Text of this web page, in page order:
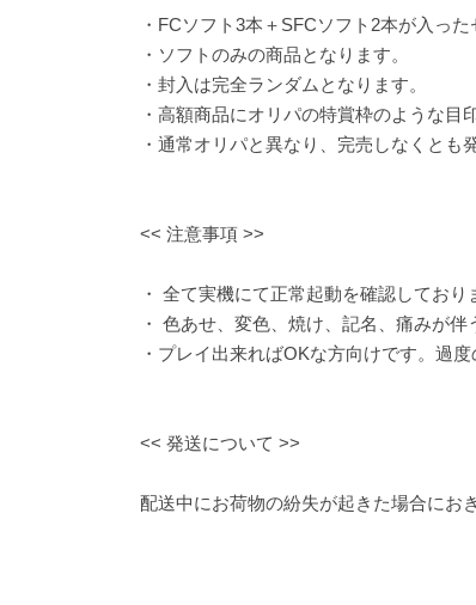
・FCソフト3本＋SFCソフト2本が入った
・ソフトのみの商品となります。
・封入は完全ランダムとなります。
・高額商品にオリパの特賞枠のような目
・通常オリパと異なり、完売しなくとも
<< 注意事項 >>
・ 全て実機にて正常起動を確認しており
・ 色あせ、変色、焼け、記名、痛みが伴
・プレイ出来ればOKな方向けです。過
<< 発送について >>
配送中にお荷物の紛失が起きた場合にお